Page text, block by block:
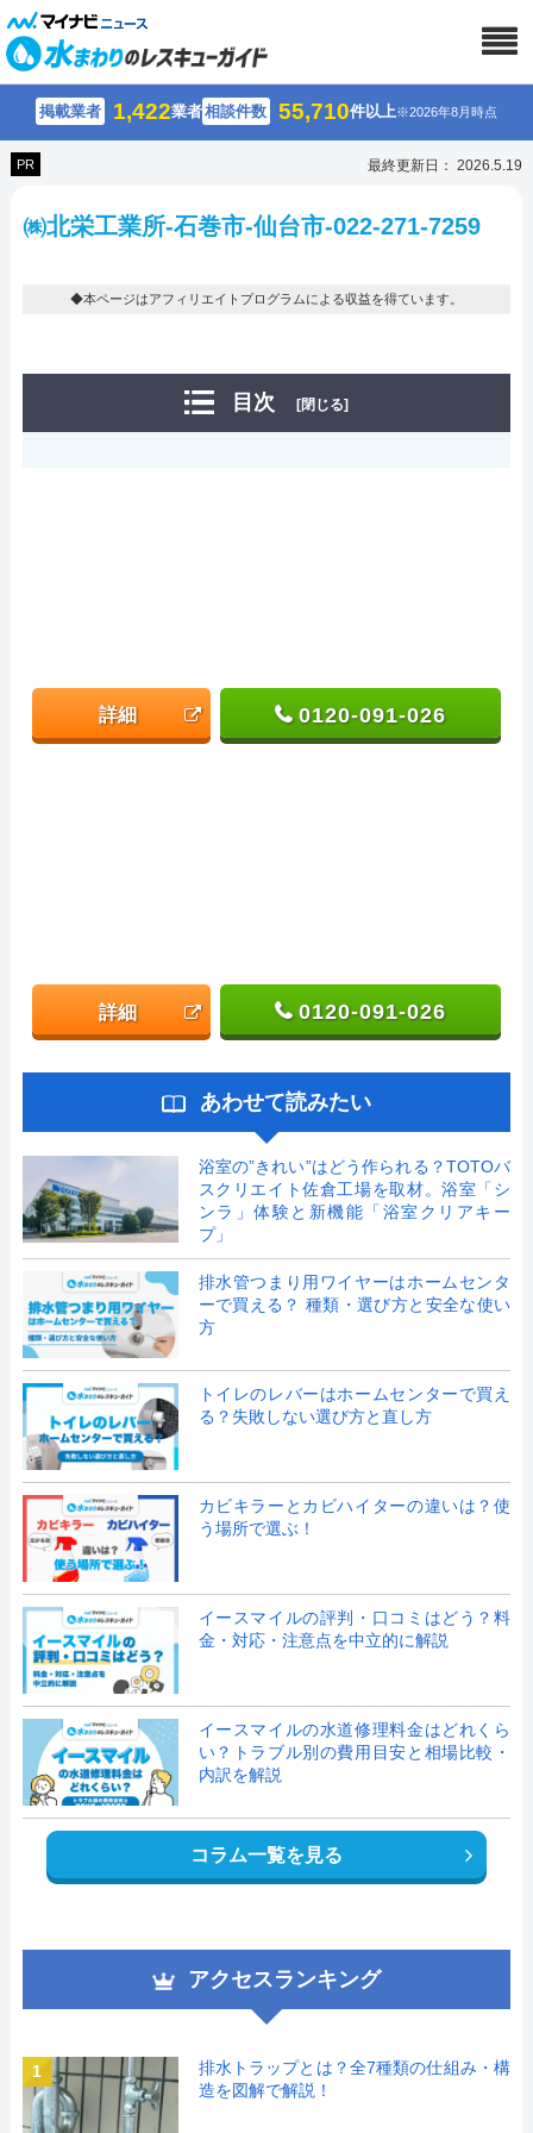
掲載業者 1,422業者相談件数 55,710件以上※2026年8月時点
PR 最終更新日： 2026.5.19
㈱北栄工業所-石巻市-仙台市-022-271-7259
◆本ページはアフィリエイトプログラムによる収益を得ています。
目次 [閉じる]
詳細 0120-091-026
詳細 0120-091-026
あわせて読みたい
浴室の”きれい”はどう作られる？TOTOバ
スクリエイト佐倉工場を取材。浴室「シ
ンラ」体験と新機能「浴室クリアキー
プ」
排水管つまり用ワイヤーはホームセンタ
ーで買える？ 種類・選び方と安全な使い
方
トイレのレバーはホームセンターで買え
る？失敗しない選び方と直し方
カビキラーとカビハイターの違いは？使
う場所で選ぶ！
イースマイルの評判・口コミはどう？料
金・対応・注意点を中立的に解説
イースマイルの水道修理料金はどれくら
い？トラブル別の費用目安と相場比較・
内訳を解説
コラム一覧を見る
アクセスランキング
1
排水トラップとは？全7種類の仕組み・構
造を図解で解説！